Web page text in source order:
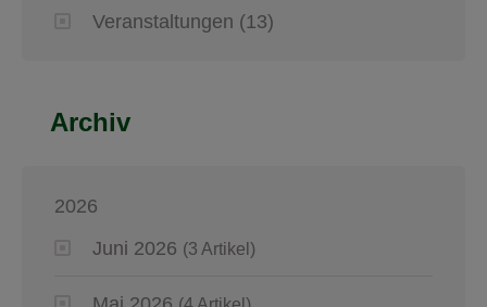
Veranstaltungen (13)
Archiv
2026
Juni 2026 (3 Artikel)